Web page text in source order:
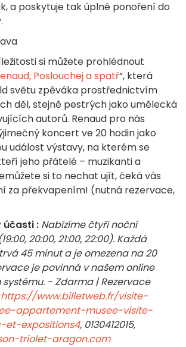
a poskytuje tak úplné ponoření do
si můžete prohlédnout
Poslouchej a spatř“, která
světu zpěváka prostřednictvím
děl, stejně pestrých jako umělecká
autorů. Renaud pro nás
koncert ve 20 hodin jako
událost výstavy, na kterém se
jeho přátelé – muzikanti a
si to nechat ujít, čeká vás
za překvapením! (nutná rezervace,
účasti : Nabízíme čtyři noční
20:00, 21:00, 22:00). Každá
45 minut a je omezena na 20
je povinná v našem online
- Zdarma | Rezervace
https://www.billetweb.fr/visite-
appartement-musee-visite-
et-expositions4, 0130412015,
triolet-aragon.com